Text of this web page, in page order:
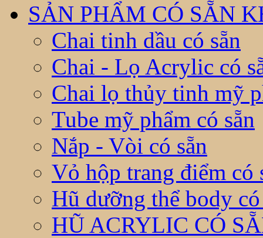
SẢN PHẨM CÓ SẴN
Chai tinh dầu có sẵn
Chai - Lọ Acrylic có
Chai lọ thủy tinh mỹ
Tube mỹ phẩm có sẵn
Nắp - Vòi có sẵn
Vỏ hộp trang điểm có
Hũ dưỡng thể body có
HŨ ACRYLIC CÓ